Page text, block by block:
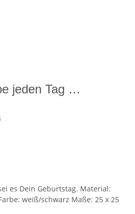
jeden Tag …
es Dein Geburtstag. Material:
weiß/schwarz Maße: 25 x 25